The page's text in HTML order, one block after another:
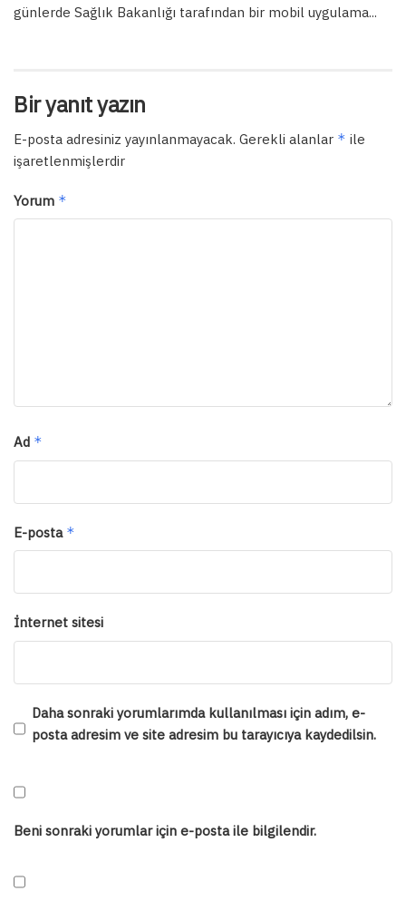
günlerde Sağlık Bakanlığı tarafından bir mobil uygulama...
Bir yanıt yazın
E-posta adresiniz yayınlanmayacak. Gerekli alanlar * ile
işaretlenmişlerdir
Yorum *
Ad *
E-posta *
İnternet sitesi
Daha sonraki yorumlarımda kullanılması için adım, e-
posta adresim ve site adresim bu tarayıcıya kaydedilsin.
Beni sonraki yorumlar için e-posta ile bilgilendir.